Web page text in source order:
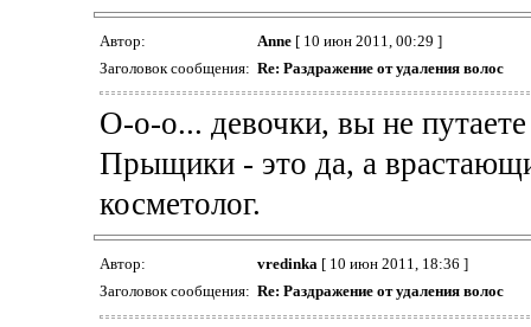
Автор: Anne[ 10 июн 2011, 00:29 ]
Заголовок сообщения: Re: Раздражение от удаления волос
О-о-о... девочки, вы не
Прыщики - это да, а
косметолог.
Автор: vredinka [ 10 июн 2011, 18:36 ]
Заголовок сообщения: Re: Раздражение от удаления волос